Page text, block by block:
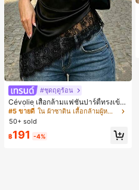
#ชุดฤดูร้อน
Cévolie เสื้อกล้ามแฟชั่นปาร์ตี้ทรงเข้า
รูป เซ็กซี่ คอเดรป คอคาวล์ จับย่น แต่ง
ลูกไม้ ดีไซน์ต่อผ้า เปิดหลัง แขนกุด
#5 ขายดี
ใน ผ้าซาติน เสื้อกล้ามผู้หญิง & Camis
50+ sold
฿191 -4%